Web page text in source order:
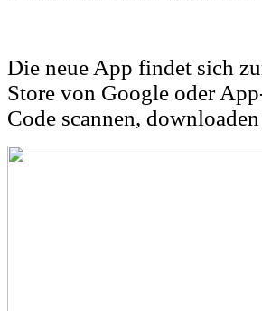
Die neue App findet sich
Store von Google oder
Code scannen,